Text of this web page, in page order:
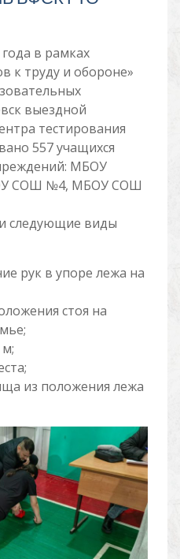
в рамках
к труду и обороне»
выездной
тестирования
557 учащихся
МБОУ
СОШ №4, МБОУ СОШ
следующие виды
рук в упоре лежа на
стоя на
из положения лежа